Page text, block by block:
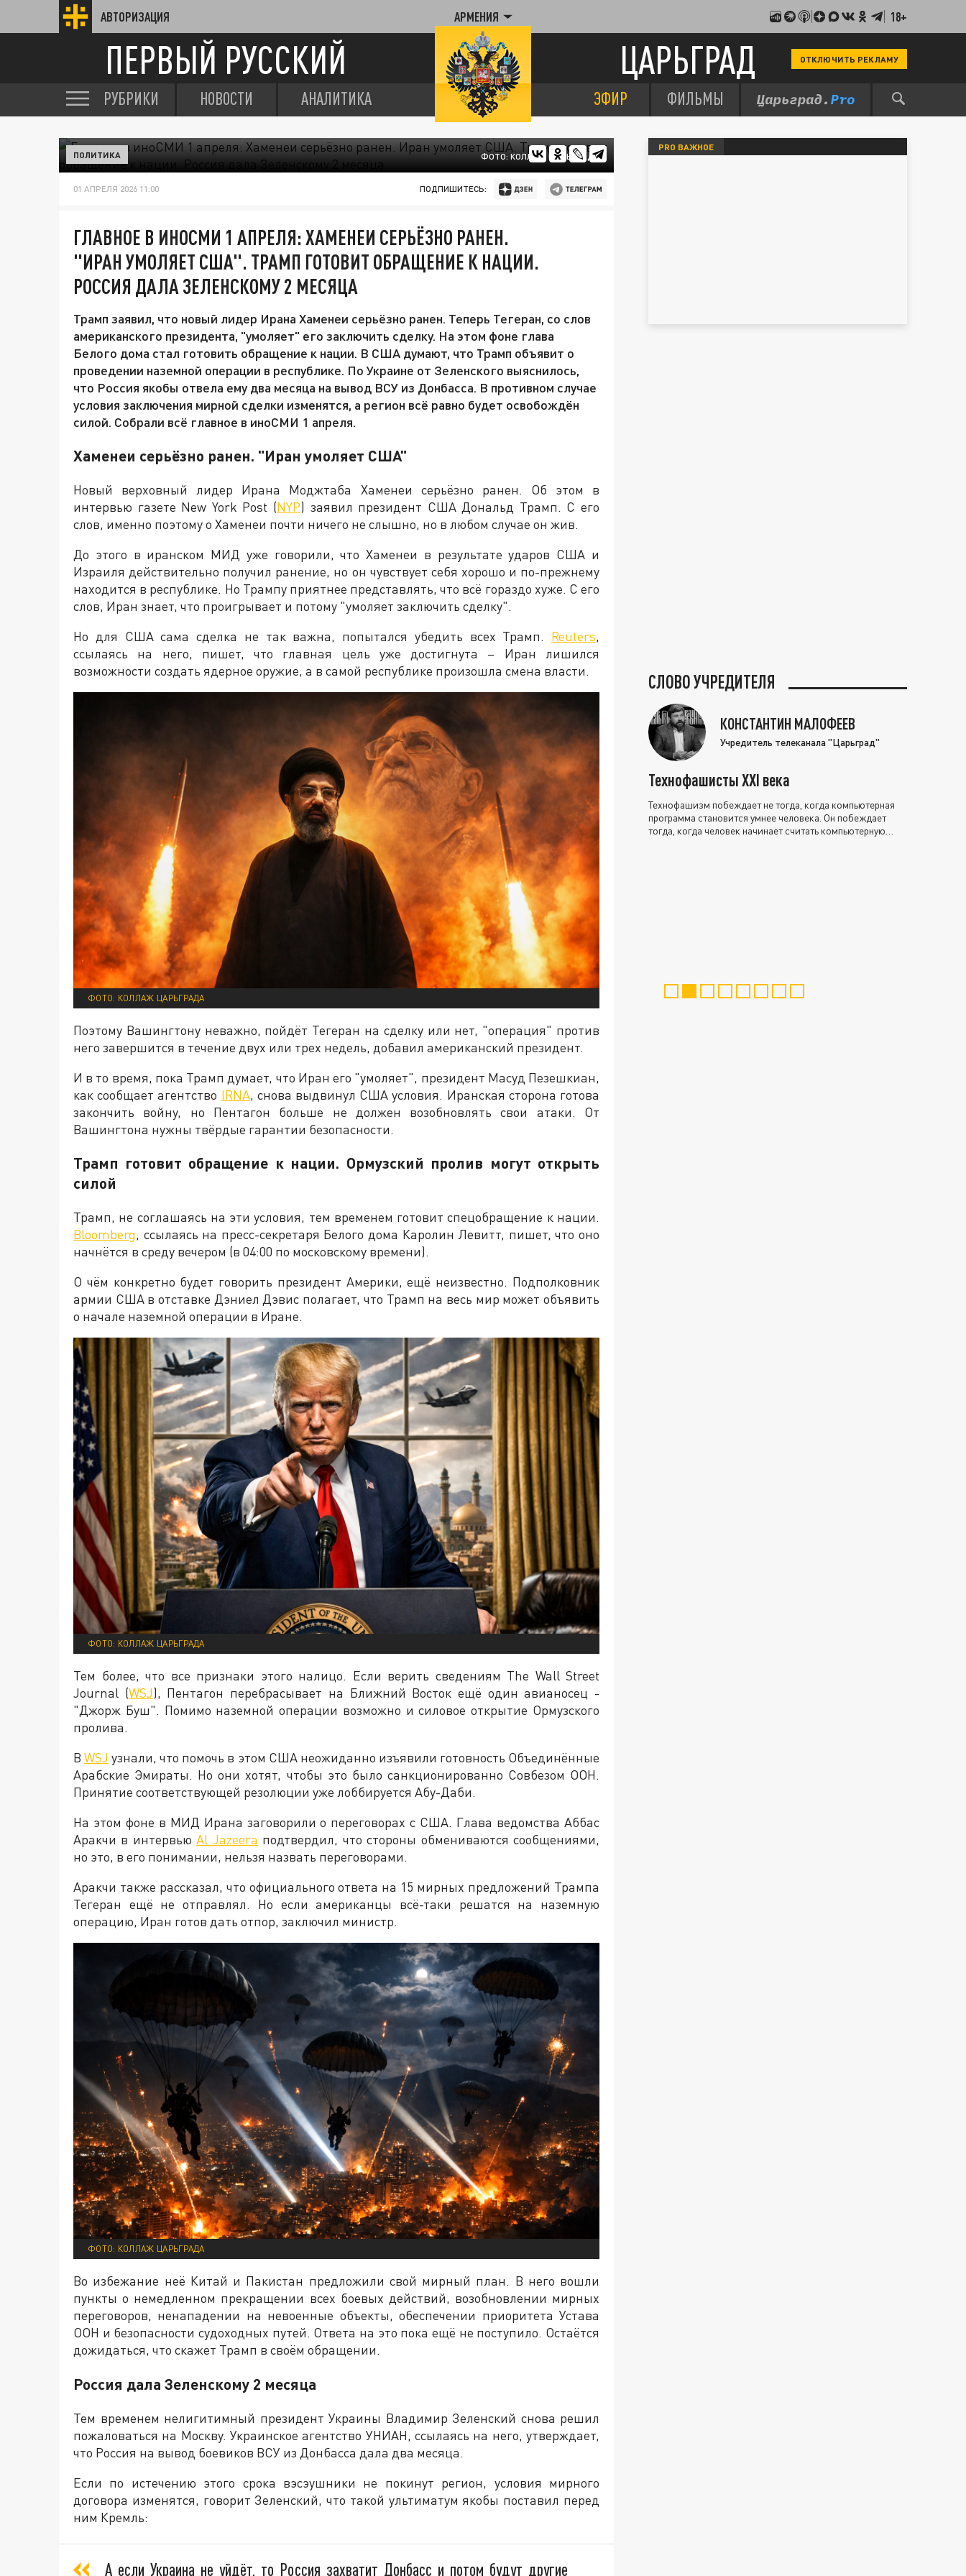
АВТОРИЗАЦИЯ АРМЕНИЯ 18+
ПЕРВЫЙ РУССКИЙ ЦАРЬГРАД ОТКЛЮЧИТЬ РЕКЛАМУ
РУБРИКИ НОВОСТИ АНАЛИТИКА ЭФИР ФИЛЬМЫ
ФОТО: КОЛЛАЖ ЦАРЬГРАДА
ПОЛИТИКА
01 АПРЕЛЯ 2026 11:00 ПОДПИШИТЕСЬ:
ГЛАВНОЕ В ИНОСМИ 1 АПРЕЛЯ: ХАМЕНЕИ СЕРЬЁЗНО РАНЕН.
"ИРАН УМОЛЯЕТ США". ТРАМП ГОТОВИТ ОБРАЩЕНИЕ К НАЦИИ.
РОССИЯ ДАЛА ЗЕЛЕНСКОМУ 2 МЕСЯЦА
Трамп заявил, что новый лидер Ирана Хаменеи серьёзно ранен. Теперь Тегеран, со слов
американского президента, "умоляет" его заключить сделку. На этом фоне глава
Белого дома стал готовить обращение к нации. В США думают, что Трамп объявит о
проведении наземной операции в республике. По Украине от Зеленского выяснилось,
что Россия якобы отвела ему два месяца на вывод ВСУ из Донбасса. В противном случае
условия заключения мирной сделки изменятся, а регион всё равно будет освобождён
силой. Собрали всё главное в иноСМИ 1 апреля.
Хаменеи серьёзно ранен. "Иран умоляет США"
Новый верховный лидер Ирана Моджтаба Хаменеи серьёзно ранен. Об этом в
интервью газете New York Post (NYP) заявил президент США Дональд Трамп. С его
слов, именно поэтому о Хаменеи почти ничего не слышно, но в любом случае он жив.
До этого в иранском МИД уже говорили, что Хаменеи в результате ударов США и
Израиля действительно получил ранение, но он чувствует себя хорошо и по-прежнему
находится в республике. Но Трампу приятнее представлять, что всё гораздо хуже. С его
слов, Иран знает, что проигрывает и потому "умоляет заключить сделку".
Но для США сама сделка не так важна, попытался убедить всех Трамп. Reuters,
ссылаясь на него, пишет, что главная цель уже достигнута – Иран лишился
возможности создать ядерное оружие, а в самой республике произошла смена власти.
ФОТО: КОЛЛАЖ ЦАРЬГРАДА
Поэтому Вашингтону неважно, пойдёт Тегеран на сделку или нет, "операция" против
него завершится в течение двух или трех недель, добавил американский президент.
И в то время, пока Трамп думает, что Иран его "умоляет", президент Масуд Пезешкиан,
как сообщает агентство IRNA, снова выдвинул США условия. Иранская сторона готова
закончить войну, но Пентагон больше не должен возобновлять свои атаки. От
Вашингтона нужны твёрдые гарантии безопасности.
Трамп готовит обращение к нации. Ормузский пролив могут открыть
силой
Трамп, не соглашаясь на эти условия, тем временем готовит спецобращение к нации.
Bloomberg, ссылаясь на пресс-секретаря Белого дома Каролин Левитт, пишет, что оно
начнётся в среду вечером (в 04:00 по московскому времени).
О чём конкретно будет говорить президент Америки, ещё неизвестно. Подполковник
армии США в отставке Дэниел Дэвис полагает, что Трамп на весь мир может объявить
о начале наземной операции в Иране.
ФОТО: КОЛЛАЖ ЦАРЬГРАДА
Тем более, что все признаки этого налицо. Если верить сведениям The Wall Street
Journal (WSJ), Пентагон перебрасывает на Ближний Восток ещё один авианосец -
"Джорж Буш". Помимо наземной операции возможно и силовое открытие Ормузского
пролива.
ВWSJ узнали, что помочь в этом США неожиданно изъявили готовность Объединённые
Арабские Эмираты. Но они хотят, чтобы это было санкционированно Совбезом ООН.
Принятие соответствующей резолюции уже лоббируется Абу-Даби.
На этом фоне в МИД Ирана заговорили о переговорах с США. Глава ведомства Аббас
Аракчи в интервьюAl Jazeera подтвердил, что стороны обмениваются сообщениями,
но это, в его понимании, нельзя назвать переговорами.
Аракчи также рассказал, что официального ответа на 15 мирных предложений Трампа
Тегеран ещё не отправлял. Но если американцы всё-таки решатся на наземную
операцию, Иран готов дать отпор, заключил министр.
ФОТО: КОЛЛАЖ ЦАРЬГРАДА
Во избежание неё Китай и Пакистан предложили свой мирный план. В него вошли
пункты о немедленном прекращении всех боевых действий, возобновлении мирных
переговоров, ненападении на невоенные объекты, обеспечении приоритета Устава
ООН и безопасности судоходных путей. Ответа на это пока ещё не поступило. Остаётся
дожидаться, что скажет Трамп в своём обращении.
Россия дала Зеленскому 2 месяца
Тем временем нелигитимный президент Украины Владимир Зеленский снова решил
пожаловаться на Москву. Украинское агентство УНИАН, ссылаясь на него, утверждает,
что Россия на вывод боевиков ВСУ из Донбасса дала два месяца.
Если по истечению этого срока вэсэушники не покинут регион, условия мирного
договора изменятся, говорит Зеленский, что такой ультиматум якобы поставил перед
ним Кремль:
А если Украина не уйдёт, то Россия захватит Донбасс и потом будут другие
PRO ВАЖНОЕ
СЛОВО УЧРЕДИТЕЛЯ
КОНСТАНТИН МАЛОФЕЕВ
Учредитель телеканала "Царьград"
Технофашисты XXI века
Технофашизм побеждает не тогда, когда компьютерная
программа становится умнее человека. Он побеждает
тогда, когда человек начинает считать компьютерную